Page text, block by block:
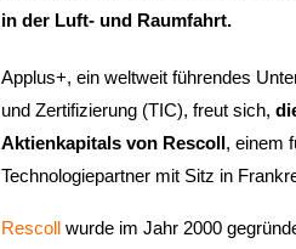
in der Luft- und Raumfahrt.
Applus+, ein weltweit führendes
und Zertifizierung (TIC), freut sich,
Aktienkapitals von Rescoll, einem
Technologiepartner mit Sitz in
Rescoll wurde im Jahr 2000